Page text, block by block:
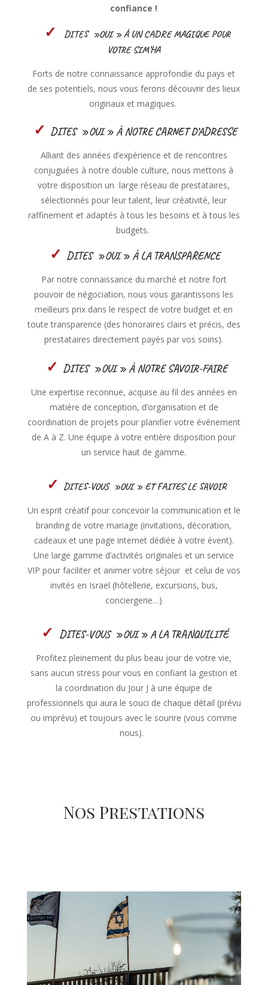
confiance !
✓
DITES »OUI » À UN CADRE MAGIQUE POUR
VOTRE SIM’HA
Forts de notre connaissance approfondie du pays et
de ses potentiels, nous vous ferons découvrir des lieux
originaux et magiques.
✓ DITES »OUI » À NOTRE CARNET D’ADRESSE
Alliant des années d’expérience et de rencontres
conjuguées à notre double culture, nous mettons à
votre disposition un large réseau de prestataires,
sélectionnés pour leur talent, leur créativité, leur
raffinement et adaptés à tous les besoins et à tous les
budgets.
✓ DITES »OUI » À LA TRANSPARENCE
Par notre connaissance du marché et notre fort
pouvoir de négociation, nous vous garantissons les
meilleurs prix dans le respect de votre budget et en
toute transparence (des honoraires clairs et précis, des
prestataires directement payés par vos soins).
✓ DITES »OUI » À NOTRE SAVOIR-FAIRE
Une expertise reconnue, acquise au fil des années en
matière de conception, d’organisation et de
coordination de projets pour planifier votre événement
de A à Z. Une équipe à votre entière disposition pour
un service haut de gamme.
✓ DITES-VOUS »OUI » ET FAITES LE SAVOIR
Un esprit créatif pour concevoir la communication et le
branding de votre mariage (invitations, décoration,
cadeaux et une page internet dédiée à votre évent).
Une large gamme d’activités originales et un service
VIP pour faciliter et animer votre séjour et celui de vos
invités en Israel (hôtellerie, excursions, bus,
conciergerie…)
✓ DITES-VOUS »OUI » A LA TRANQUILITÉ
Profitez pleinement du plus beau jour de votre vie,
sans aucun stress pour vous en confiant la gestion et
la coordination du Jour J à une équipe de
professionnels qui aura le souci de chaque détail (prévu
ou imprévu) et toujours avec le sourire (vous comme
nous).
Nos Prestations